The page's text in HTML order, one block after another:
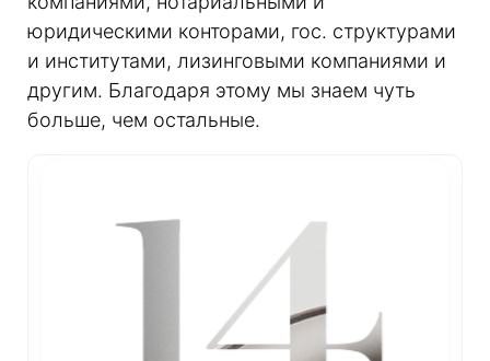
юридическими конторами, гос. структурами
и институтами, лизинговыми компаниями и
другим. Благодаря этому мы знаем чуть
больше, чем остальные.